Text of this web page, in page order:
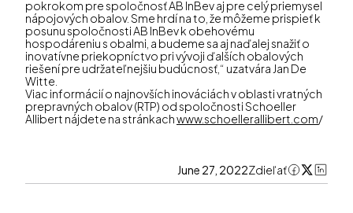
pokrokom pre spoločnosť AB InBev aj pre celý priemysel
nápojových obalov. Sme hrdí na to, že môžeme prispieť k
posunu spoločnosti AB InBev k obehovému
hospodáreniu s obalmi, a budeme sa aj naďalej snažiť o
inovatívne priekopníctvo pri vývoji ďalších obalových
riešení pre udržateľnejšiu budúcnosť,“ uzatvára Jan De
Witte.
Viac informácií o najnovších inováciách v oblasti vratných
prepravných obalov (RTP) od spoločnosti Schoeller
Allibert nájdete na stránkachwww.schoellerallibert.com/
June 27, 2022Zdieľať